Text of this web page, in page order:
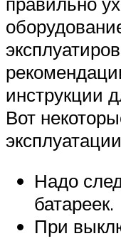
инструкции
Вот
Надо
батареек.
При